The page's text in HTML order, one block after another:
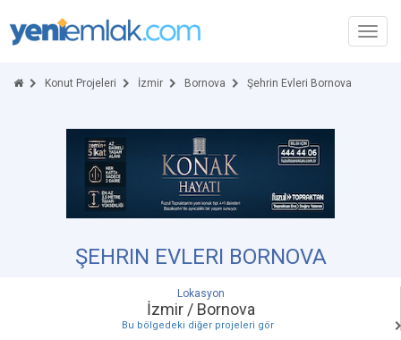
Konut Projeleri İzmir Bornova Şehrin Evleri Bornova
ŞEHRIN EVLERI BORNOVA
Lokasyon
İzmir / Bornova
Bu bölgedeki diğer projeleri gör